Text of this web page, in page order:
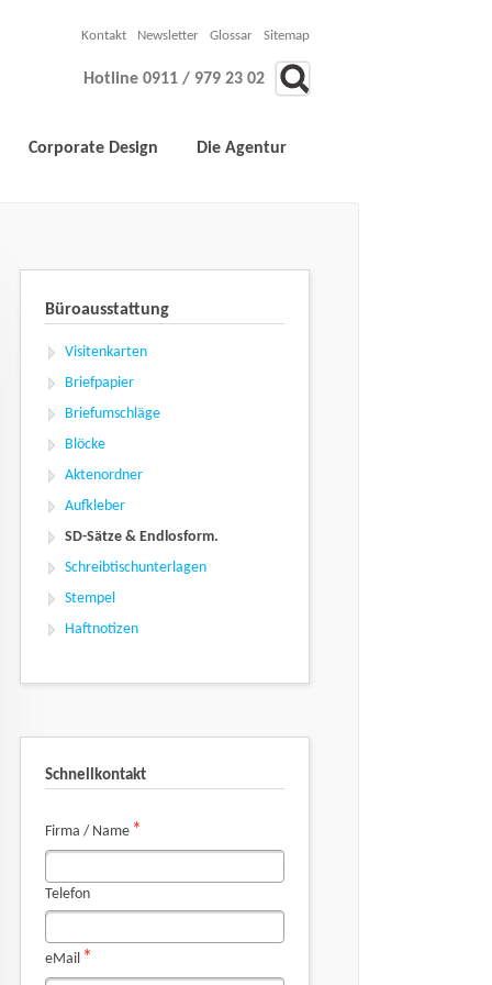
Corporate Design Die Agentur
Kontakt Newsletter Glossar Sitemap
Hotline 0911 / 979 23 02
Büroausstattung
Visitenkarten
Briefpapier
Briefumschläge
Blöcke
Aktenordner
Aufkleber
SD-Sätze & Endlosform.
Schreibtischunterlagen
Stempel
Haftnotizen
Schnellkontakt
Pflichtfeld
Firma / Name *
Telefon
Pflichtfeld
eMail *